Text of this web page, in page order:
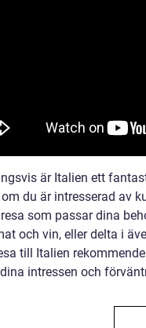
är Italien ett
du är intresserad av
som passar dina
och vin, eller delta i
till Italien
intressen och